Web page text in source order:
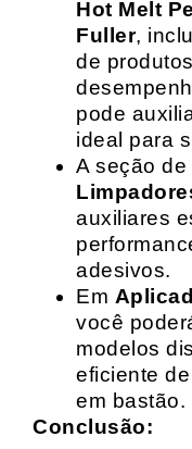
Hot Melt
Fuller,
de
pode
ideal para
A seção de
auxiliares
adesivos.
Em
você
modelos
eficiente
em bastão.
Conclusão: